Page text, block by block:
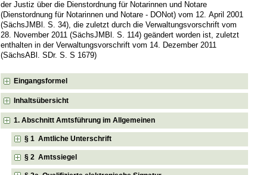
der Justiz über die Dienstordnung für Notarinnen und Notare
(Dienstordnung für Notarinnen und Notare - DONot) vom 12. April 2001
(SächsJMBl. S. 34), die zuletzt durch die Verwaltungsvorschrift vom
28. November 2011 (SächsJMBl. S. 114) geändert worden ist, zuletzt
enthalten in der Verwaltungsvorschrift vom 14. Dezember 2011
(SächsABl. SDr. S. S 1679)
Eingangsformel
Inhaltsübersicht
1. Abschnitt Amtsführung im Allgemeinen
§ 1 Amtliche Unterschrift
§ 2 Amtssiegel